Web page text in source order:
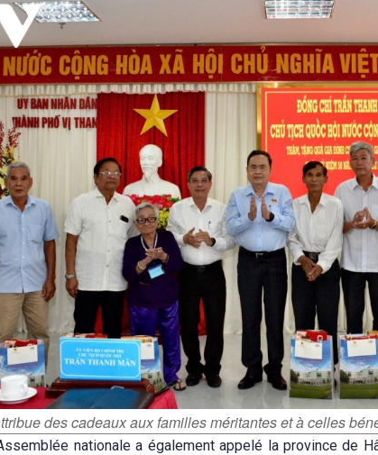
des cadeaux aux familles méritantes et à celles
nationale a également appelé la province de